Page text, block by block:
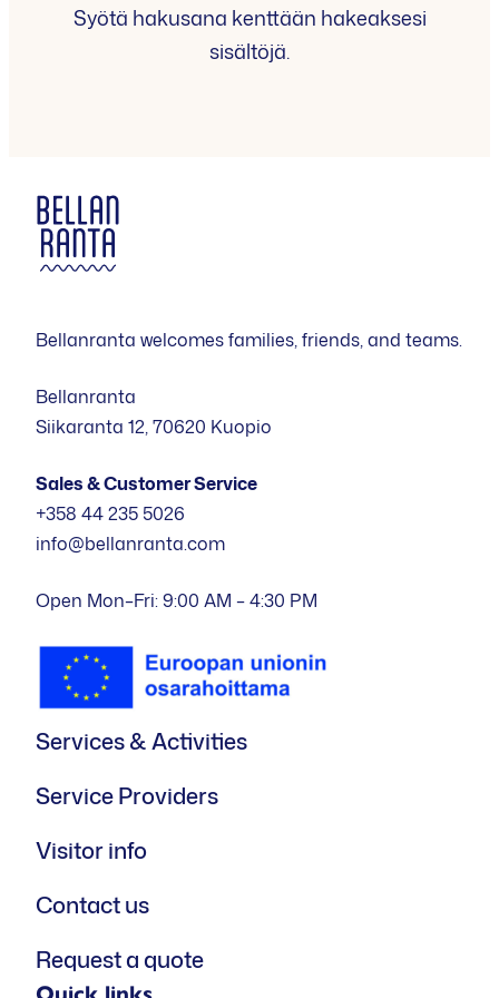
Syötä hakusana kenttään hakeaksesi
sisältöjä.
Bellanranta welcomes families, friends, and teams.
Bellanranta
Siikaranta 12, 70620 Kuopio
Sales & Customer Service
+358 44 235 5026
info@bellanranta.com
Open Mon–Fri: 9:00 AM – 4:30 PM
Services & Activities
Service Providers
Visitor info
Contact us
Request a quote